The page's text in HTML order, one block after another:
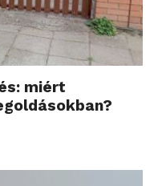
miért